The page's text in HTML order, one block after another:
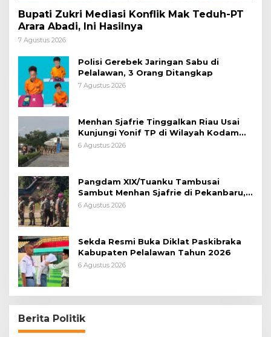
Bupati Zukri Mediasi Konflik Mak Teduh-PT
Arara Abadi, Ini Hasilnya
7 Agustus 2026
Polisi Gerebek Jaringan Sabu di
Pelalawan, 3 Orang Ditangkap
7 Agustus 2026
Menhan Sjafrie Tinggalkan Riau Usai
Kunjungi Yonif TP di Wilayah Kodam
XIX/Tuanku Tambusai
6 Agustus 2026
Pangdam XIX/Tuanku Tambusai
Sambut Menhan Sjafrie di Pekanbaru,
Ada Agenda Penting
6 Agustus 2026
Sekda Resmi Buka Diklat Paskibraka
Kabupaten Pelalawan Tahun 2026
6 Agustus 2026
Berita Politik